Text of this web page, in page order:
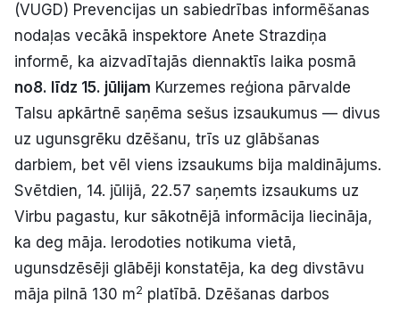
(VUGD) Prevencijas un sabiedrības informēšanas
nodaļas vecākā inspektore Anete Strazdiņa
informē, ka aizvadītajās diennaktīs laika posmā
no8. līdz 15. jūlijam Kurzemes reģiona pārvalde
Talsu apkārtnē saņēma sešus izsaukumus — divus
uz ugunsgrēku dzēšanu, trīs uz glābšanas
darbiem, bet vēl viens izsaukums bija maldinājums.
Svētdien, 14. jūlijā, 22.57 saņemts izsaukums uz
Virbu pagastu, kur sākotnējā informācija liecināja,
ka deg māja. Ierodoties notikuma vietā,
ugunsdzēsēji glābēji konstatēja, ka deg divstāvu
māja pilnā 130 m2 platībā. Dzēšanas darbos